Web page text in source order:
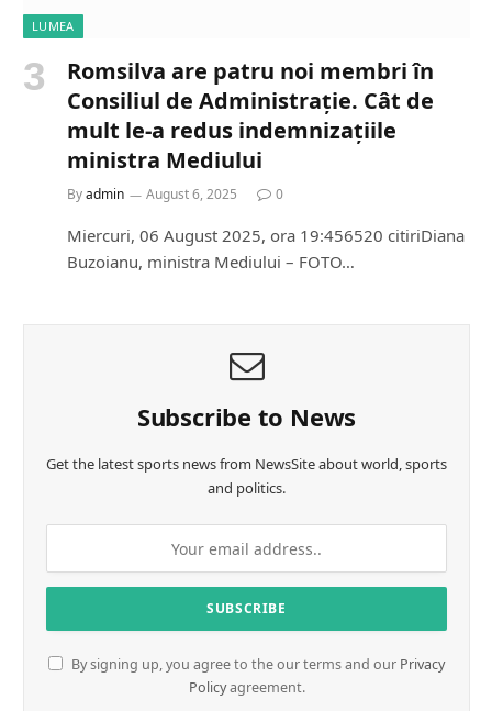
LUMEA
Romsilva are patru noi membri în
Consiliul de Administrație. Cât de
mult le-a redus indemnizațiile
ministra Mediului
Byadmin August 6, 2025 0
Miercuri, 06 August 2025, ora 19:456520 citiriDiana
Buzoianu, ministra Mediului – FOTO…
Subscribe to News
Get the latest sports news from NewsSite about world, sports
and politics.
By signing up, you agree to the our terms and our Privacy
Policyagreement.